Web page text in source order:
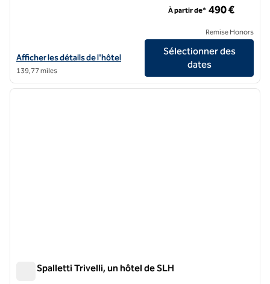
Afficher les détails de l'hôtel Palm Suite, a SLH Hotel
Afficher les détails de l'hôtel
139,77 miles
À partir de* 490 €
Remise Honors
Sélectionner des
dates
1/11
1 sur 11
Villa Spalletti Trivelli, un hôtel de SLH